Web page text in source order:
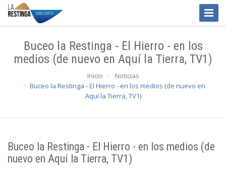
Toggle
Buceo la Restinga - El Hierro - en los
medios (de nuevo en Aquí la Tierra, TV1)
Inicio
Noticias
Buceo la Restinga - El Hierro - en los medios (de nuevo en
Aquí la Tierra, TV1)
Buceo la Restinga - El Hierro - en los medios (de
nuevo en Aquí la Tierra, TV1)